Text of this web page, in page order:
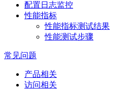
配置日志监控
性能指标
性能指标测试结果
性能测试步骤
常见问题
产品相关
访问相关